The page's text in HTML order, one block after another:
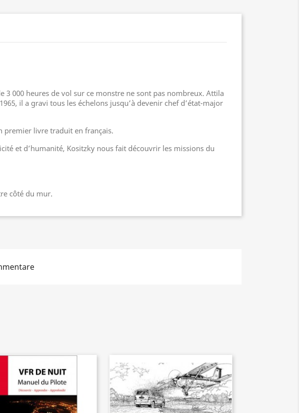
000 heures de vol sur ce monstre ne sont pas nombreux. Attila
il a gravi tous les échelons jusqu’à devenir chef d’état-major
premier livre traduit en français.
et d’humanité, Kositzky nous fait découvrir les missions du
côté du mur.